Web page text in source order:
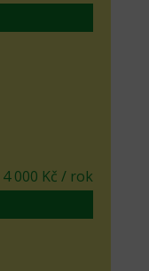
4 000 Kč / rok